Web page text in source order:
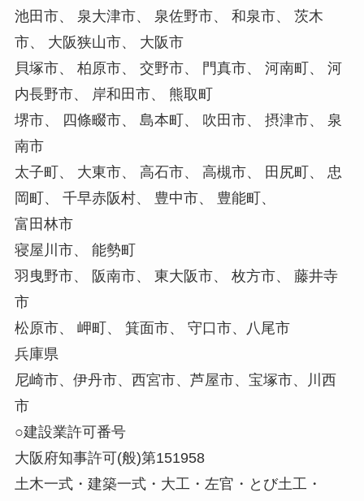
池田市、 泉大津市、 泉佐野市、 和泉市、 茨木
市、 大阪狭山市、 大阪市
貝塚市、 柏原市、 交野市、 門真市、 河南町、 河
内長野市、 岸和田市、 熊取町
堺市、 四條畷市、 島本町、 吹田市、 摂津市、 泉
南市
太子町、 大東市、 高石市、 高槻市、 田尻町、 忠
岡町、 千早赤阪村、 豊中市、 豊能町、
富田林市
寝屋川市、 能勢町
羽曳野市、 阪南市、 東大阪市、 枚方市、 藤井寺
市
松原市、 岬町、 箕面市、 守口市、八尾市
兵庫県
尼崎市、伊丹市、西宮市、芦屋市、宝塚市、川西
市
○建設業許可番号
大阪府知事許可(般)第151958
土木一式・建築一式・大工・左官・とび土工・